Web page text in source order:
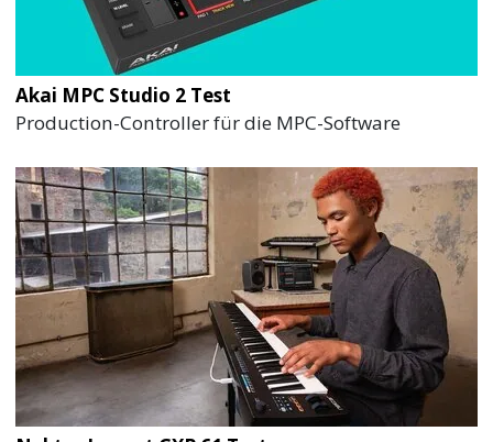
Akai MPC Studio 2 Test
Production-Controller für die MPC-Software